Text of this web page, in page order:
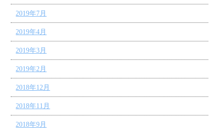
2019年7月
2019年4月
2019年3月
2019年2月
2018年12月
2018年11月
2018年9月